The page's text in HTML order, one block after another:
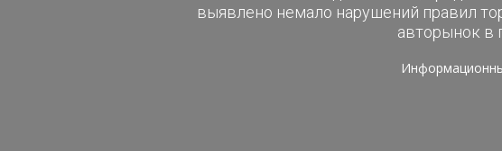
выявлено немало нарушений правил
авторынок в